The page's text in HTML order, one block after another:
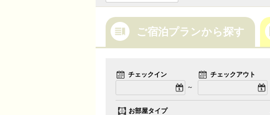
ご宿泊プランから探す
チェックイン
～
チェックアウト
お部屋タイプ